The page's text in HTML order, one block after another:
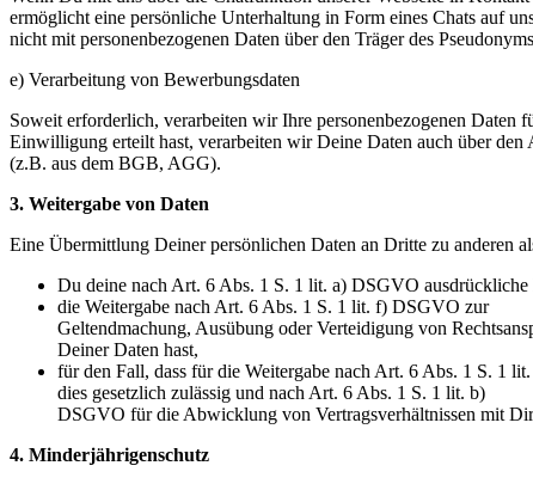
ermöglicht eine persönliche Unterhaltung in Form eines Chats auf
nicht mit personenbezogenen Daten über den Träger des
e) Verarbeitung von Bewerbungsdaten
Soweit erforderlich, verarbeiten wir Ihre personenbezogenen
Einwilligung erteilt hast, verarbeiten wir Deine Daten auch über den
(z.B. aus dem BGB, AGG).
3. Weitergabe von Daten
Eine Übermittlung Deiner persönlichen Daten an Dritte zu anderen
Du deine nach Art. 6 Abs. 1 S. 1 lit. a) DSGVO
die Weitergabe nach Art. 6 Abs. 1 S. 1 lit. f) DSGVO zur
Geltendmachung, Ausübung oder Verteidigung von
Deiner Daten hast,
für den Fall, dass für die Weitergabe nach Art. 6 Abs. 1 S. 1
dies gesetzlich zulässig und nach Art. 6 Abs. 1 S. 1 lit. b)
DSGVO für die Abwicklung von Vertragsverhältnissen mit
4. Minderjährigenschutz